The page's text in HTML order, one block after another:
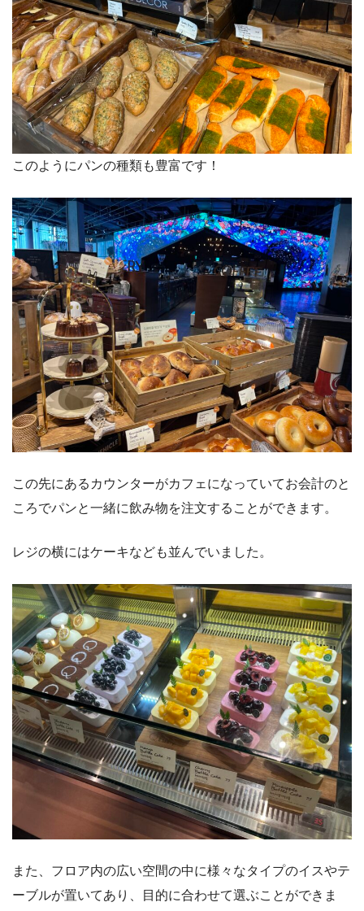
このようにパンの種類も豊富です！
この先にあるカウンターがカフェになっていてお会計のと
ころでパンと一緒に飲み物を注文することができます。
レジの横にはケーキなども並んでいました。
また、フロア内の広い空間の中に様々なタイプのイスやテ
ーブルが置いてあり、目的に合わせて選ぶことができま